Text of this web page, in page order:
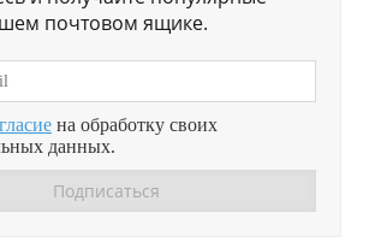
почтовом ящике.
на обработку своих
данных.